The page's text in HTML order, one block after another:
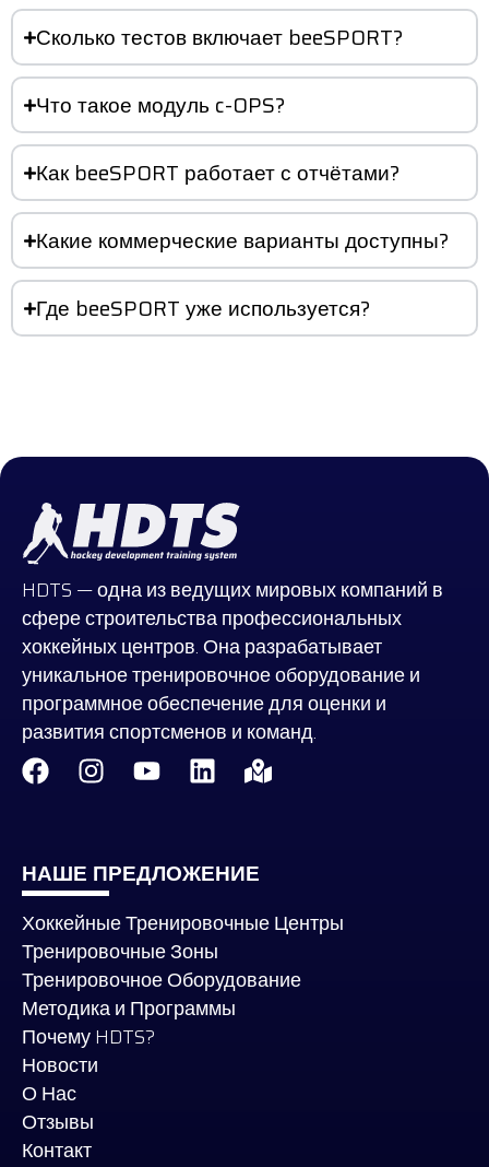
Сколько тестов включает beeSPORT?
Что такое модуль c-OPS?
Как beeSPORT работает с отчётами?
Какие коммерческие варианты доступны?
Где beeSPORT уже используется?
HDTS — одна из ведущих мировых компаний в
сфере строительства профессиональных
хоккейных центров. Она разрабатывает
уникальное тренировочное оборудование и
программное обеспечение для оценки и
развития спортсменов и команд.
НАШЕ ПРЕДЛОЖЕНИЕ
Хоккейные Тренировочные Центры
Тренировочные Зоны
Тренировочное Оборудование
Методика и Программы
Почему HDTS?
Новости
О Нас
Отзывы
Контакт